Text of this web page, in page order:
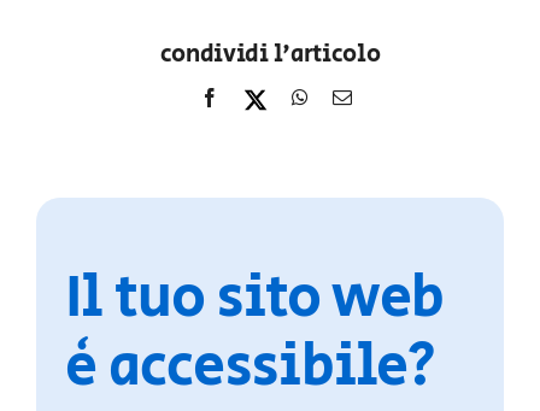
condividi l'articolo
Il tuo sito web
è accessibile?